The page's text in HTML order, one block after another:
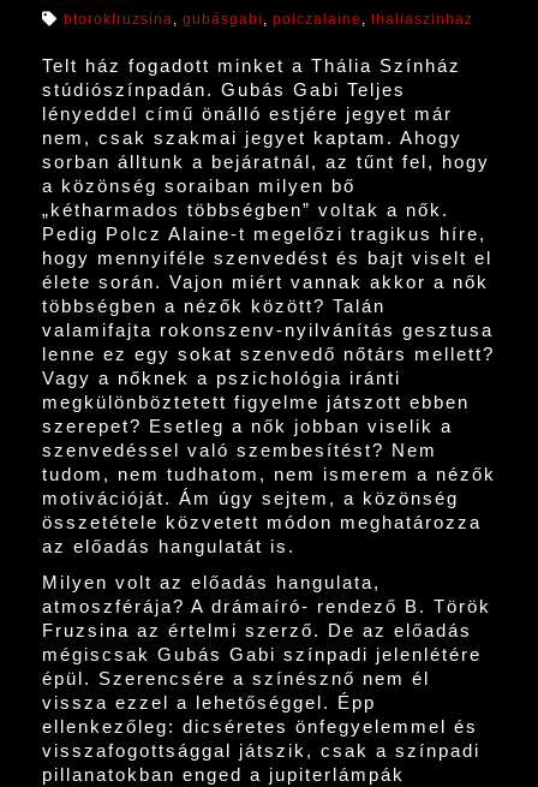
btorokfruzsina, gubásgabi , polczalaine , thaliaszinhaz
Telt ház fogadott minket a Thália Színház
stúdiószínpadán. Gubás Gabi Teljes
lényeddel című önálló estjére jegyet már
nem, csak szakmai jegyet kaptam. Ahogy
sorban álltunk a bejáratnál, az tűnt fel, hogy
a közönség soraiban milyen bő
„kétharmados többségben” voltak a nők.
Pedig Polcz Alaine-t megelőzi tragikus híre,
hogy mennyiféle szenvedést és bajt viselt el
élete során. Vajon miért vannak akkor a nők
többségben a nézők között? Talán
valamifajta rokonszenv-nyilvánítás gesztusa
lenne ez egy sokat szenvedő nőtárs mellett?
Vagy a nőknek a pszichológia iránti
megkülönböztetett figyelme játszott ebben
szerepet? Esetleg a nők jobban viselik a
szenvedéssel való szembesítést? Nem
tudom, nem tudhatom, nem ismerem a nézők
motivációját. Ám úgy sejtem, a közönség
összetétele közvetett módon meghatározza
az előadás hangulatát is.
Milyen volt az előadás hangulata,
atmoszférája? A drámaíró- rendező B. Török
Fruzsina az értelmi szerző. De az előadás
mégiscsak Gubás Gabi színpadi jelenlétére
épül. Szerencsére a színésznő nem él
vissza ezzel a lehetőséggel. Épp
ellenkezőleg: dicséretes önfegyelemmel és
visszafogottsággal játszik, csak a színpadi
pillanatokban enged a jupiterlámpák